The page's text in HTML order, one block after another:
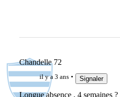
Chandelle 72
il y a 3 ans Signaler
Longue absence , 4 semaines ?